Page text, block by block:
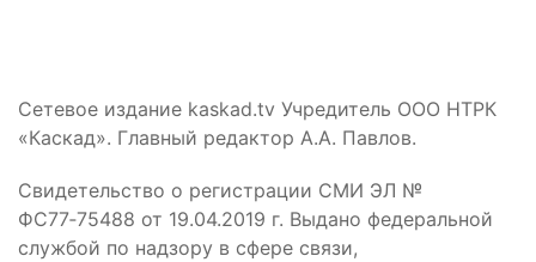
Сетевое издание kaskad.tv Учредитель ООО НТРК
«Каскад». Главный редактор А.А. Павлов.
Свидетельство о регистрации СМИ ЭЛ №
ФС77‑75488 от 19.04.2019 г. Выдано федеральной
службой по надзору в сфере связи,